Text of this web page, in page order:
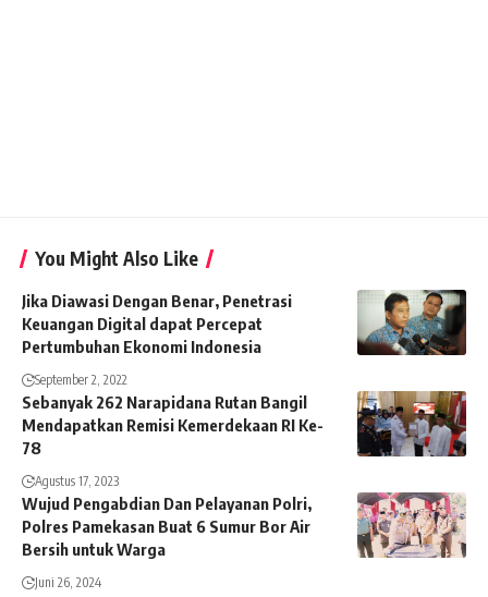
You Might Also Like
Jika Diawasi Dengan Benar, Penetrasi
Keuangan Digital dapat Percepat
Pertumbuhan Ekonomi Indonesia
September 2, 2022
Sebanyak 262 Narapidana Rutan Bangil
Mendapatkan Remisi Kemerdekaan RI Ke-
78
Agustus 17, 2023
Wujud Pengabdian Dan Pelayanan Polri,
Polres Pamekasan Buat 6 Sumur Bor Air
Bersih untuk Warga
Juni 26, 2024